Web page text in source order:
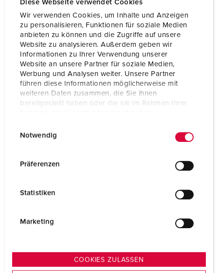
Diese Webseite verwendet Cookies
Wir verwenden Cookies, um Inhalte und Anzeigen
zu personalisieren, Funktionen für soziale Medien
anbieten zu können und die Zugriffe auf unsere
Website zu analysieren. Außerdem geben wir
Informationen zu Ihrer Verwendung unserer
Website an unsere Partner für soziale Medien,
Werbung und Analysen weiter. Unsere Partner
führen diese Informationen möglicherweise mit
weiteren Daten zusammen, die Sie ihnen
bereitgestellt haben oder die sie im Rahmen Ihrer
s
Notwendig
Präferenzen
Statistiken
Marketing
COOKIES ZULASSEN
Poles 3 p
Voltage 230 V
TO THE PRODUCT